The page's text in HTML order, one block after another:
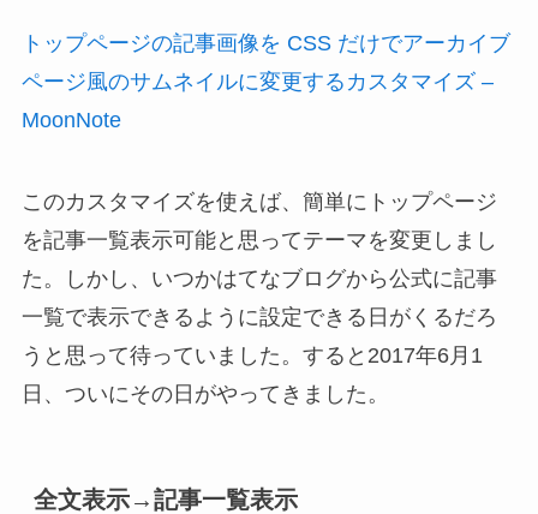
トップページの記事画像を CSS だけでアーカイブ
ページ風のサムネイルに変更するカスタマイズ –
MoonNote
このカスタマイズを使えば、簡単にトップページ
を記事一覧表示可能と思ってテーマを変更しまし
た。しかし、いつかはてなブログから公式に記事
一覧で表示できるように設定できる日がくるだろ
うと思って待っていました。すると2017年6月1
日、ついにその日がやってきました。
全文表示→記事一覧表示